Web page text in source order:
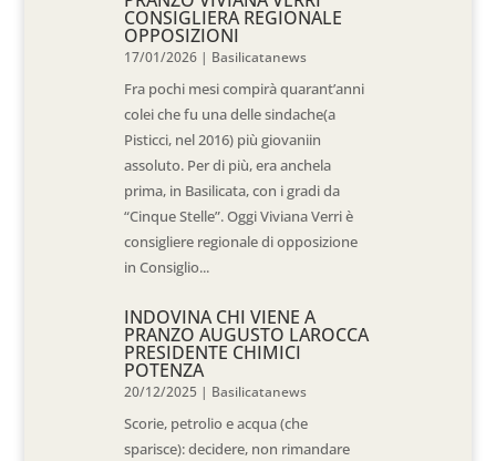
CONSIGLIERA REGIONALE
OPPOSIZIONI
17/01/2026 | Basilicatanews
Fra pochi mesi compirà quarant’anni
colei che fu una delle sindache(a
Pisticci, nel 2016) più giovaniin
assoluto. Per di più, era anchela
prima, in Basilicata, con i gradi da
“Cinque Stelle”. Oggi Viviana Verri è
consigliere regionale di opposizione
in Consiglio...
INDOVINA CHI VIENE A
PRANZO AUGUSTO LAROCCA
PRESIDENTE CHIMICI
POTENZA
20/12/2025 | Basilicatanews
Scorie, petrolio e acqua (che
sparisce): decidere, non rimandare